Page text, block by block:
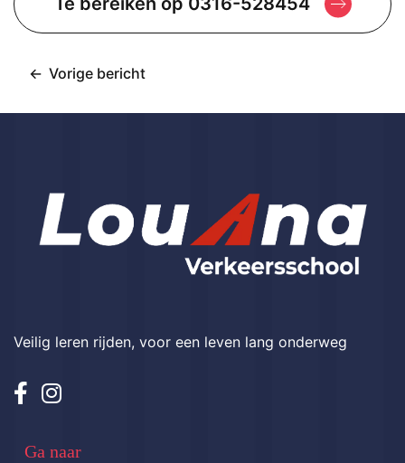
Bericht
navigatie
Vorige bericht
Veilig leren rijden, voor een leven lang onderweg
Ga naar